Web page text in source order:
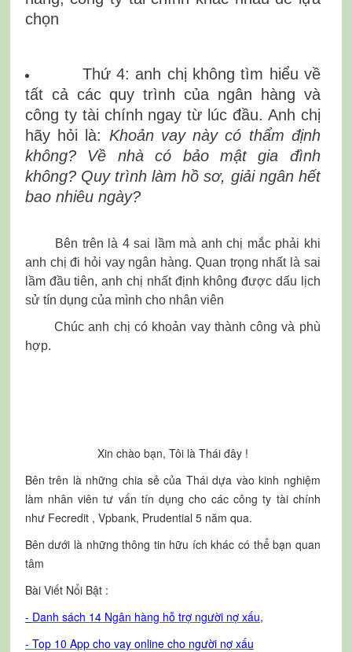
chọn
Thứ 4: anh chị không tìm hiểu về
tất cả các quy trình của ngân hàng và
công ty tài chính ngay từ lúc đầu. Anh chị
hãy hỏi là: Khoản vay này có thẩm định
không? Về nhà có bảo mật gia đình
không? Quy trình làm hồ sơ, giải ngân hết
bao nhiêu ngày?
Bên trên là 4 sai lầm mà anh chị mắc phải khi
anh chị đi hỏi vay ngân hàng. Quan trọng nhất là sai
lầm đầu tiên, anh chị nhất định không được dấu lịch
sử tín dụng của mình cho nhân viên
Chúc anh chị có khoản vay thành công và phù
hợp.
Xin chào bạn, Tôi là Thái đây !
Bên trên là những chia sẻ của Thái dựa vào kinh nghiệm
làm nhân viên tư vấn tín dụng cho các công ty tài chính
như Fecredit , Vpbank, Prudential 5 năm qua.
Bên dưới là những thông tin hữu ích khác có thể bạn quan
tâm
Bài Viết Nổi Bật :
- Danh sách 14 Ngân hàng hỗ trợ người nợ xấu,
- Top 10 App cho vay online cho người nợ xấu